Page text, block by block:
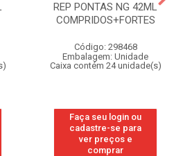
REP PONTAS NG 42ML
COMPRIDOS+FORTES
Código: 298468
Embalagem: Unidade
Caixa contém 24 unidade(s)
Faça seu login ou
cadastre-se para
ver preços e
comprar